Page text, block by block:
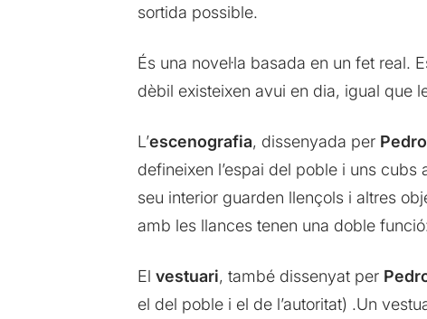
sortida possible.
És una novel·la basada en un fet
dèbil existeixen avui en dia, igual que
L’escenografia, dissenyada per
defineixen l’espai del poble i uns
seu interior guarden llençols i altres
amb les llances tenen una doble
El vestuari, també dissenyat per
el del poble i el de l’autoritat) .Un